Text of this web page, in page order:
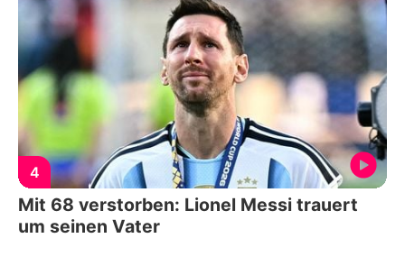
4
Mit 68 verstorben: Lionel Messi trauert
um seinen Vater